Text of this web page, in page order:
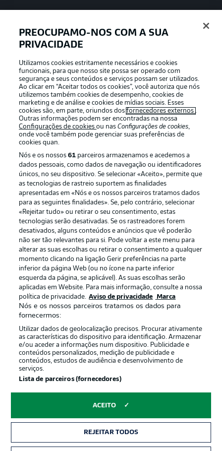
APLICATIVO DA BUNDESLIGA
Oferecido por
Publicidade Avisos legais
Gerir preferências Aviso de privacidade
Emissoras
Trabalhe conosco Marca
Contato Jogadores
© 2026 Bundesliga-Gruppe GmbH
Escolha seu idioma
Modo de visualização
PREOCUPAMO-NOS COM A SUA
PRIVACIDADE
Utilizamos cookies estritamente necessários e cookies
funcionais, para que nosso site possa ser operado com
segurança e seus conteúdos e serviços possam ser utilizados.
Ao clicar em “Aceitar todos os cookies”, você autoriza que nós
utilizemos também cookies de desempenho, cookies de
marketing e de análise e cookies de mídias sociais. Esses
cookies são, em parte, oriundos dosfornecedores externos .
Outras informações podem ser encontradas na nossa
Configurações de cookiesou nasConfigurações de cookies,
onde você também pode gerenciar suas preferências de
cookies quan.
Nós e os nossos61 parceiros armazenamos e acedemos a
dados pessoais, como dados de navegação ou identificadores
únicos, no seu dispositivo. Se selecionar «Aceito», permite que
as tecnologias de rastreio suportem as finalidades
apresentadas em «Nós e os nossos parceiros tratamos dados
para as seguintes finalidades». Se, pelo contrário, selecionar
«Rejeitar tudo» ou retirar o seu consentimento, estas
tecnologias serão desativadas. Se os rastreadores forem
desativados, alguns conteúdos e anúncios que vê poderão
não ser tão relevantes para si. Pode voltar a este menu para
alterar as suas escolhas ou retirar o consentimento a qualquer
momento clicando na ligação Gerir preferências na parte
inferior da página Web (ou no ícone na parte inferior
esquerda da página, se aplicável). As suas escolhas serão
aplicadas em Website. Para mais informação, consulte a nossa
política de privacidade. Aviso de privacidade Marca
Nós e os nossos parceiros tratamos os dados para
fornecermos:
Utilizar dados de geolocalização precisos. Procurar ativamente
as características do dispositivo para identificação. Armazenar
e/ou aceder a informações num dispositivo. Publicidade e
conteúdos personalizados, medição de publicidade e
conteúdos, estudos de audiência e desenvolvimento de
serviços.
Lista de parceiros (fornecedores)
ACEITO
REJEITAR TODOS